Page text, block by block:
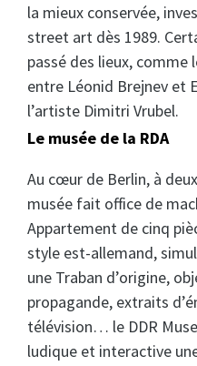
la mieux conservée,
street art dès 1989.
passé des lieux, comme
entre Léonid Brejnev et
l’artiste Dimitri Vrubel.
Le musée de la RDA
Au cœur de Berlin, à
musée fait office de
Appartement de cinq
style est-allemand,
une Traban d’origine,
propagande, extraits
télévision… le DDR
ludique et interactive